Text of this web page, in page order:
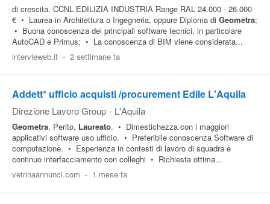
di crescita. CCNL EDILIZIA INDUSTRIA Range RAL 24.000 - 26.000
€ • Laurea in Architettura o Ingegneria, oppure Diploma di Geometra;
• Buona conoscenza dei principali software tecnici, in particolare
AutoCAD e Primus; • La conoscenza di BIM viene considerata...
intervieweb.it - 2 settimane fa
Addett* ufficio acquisti /procurement Edile L'Aquila
Direzione Lavoro Group - L'Aquila
Geometra, Perito, Laureato. • Dimestichezza con i maggiori
applicativi software uso ufficio. • Preferibile conoscenza Software di
computazione. • Esperienza in contesti di lavoro di squadra e
continuo interfacciamento con colleghi • Richiesta ottima...
vetrinaannunci.com - 1 mese fa